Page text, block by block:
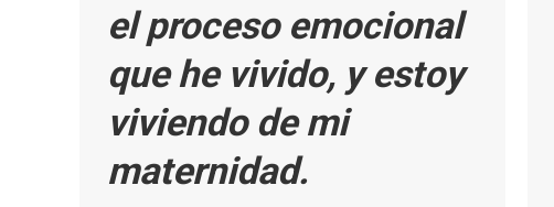
el proceso emocional
que he vivido, y estoy
viviendo de mi
maternidad.